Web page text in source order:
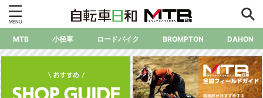
MTB 小径車 ロードバイク BROMPTON DAHON